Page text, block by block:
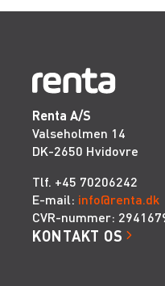
Renta A/S
Valseholmen 14
DK-2650 Hvidovre
Tlf. +45 70206242
E-mail: info@renta.dk
CVR-nummer:
KONTAKT OS